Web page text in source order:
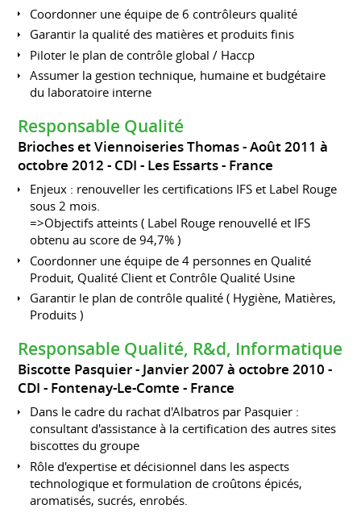
Coordonner une équipe de 6 contrôleurs qualité
Garantir la qualité des matières et produits finis
Piloter le plan de contrôle global / Haccp
Assumer la gestion technique, humaine et budgétaire
du laboratoire interne
Responsable Qualité
Brioches et Viennoiseries Thomas
Août 2011 à
octobre 2012 CDI Les Essarts France
Enjeux : renouveller les certifications IFS et Label Rouge
sous 2 mois.
=>Objectifs atteints ( Label Rouge renouvellé et IFS
obtenu au score de 94,7% )
Coordonner une équipe de 4 personnes en Qualité
Produit, Qualité Client et Contrôle Qualité Usine
Garantir le plan de contrôle qualité ( Hygiène, Matières,
Produits )
Responsable Qualité, R&d, Informatique
Biscotte Pasquier
Janvier 2007 à octobre 2010
CDI
Fontenay-Le-Comte France
Dans le cadre du rachat d'Albatros par Pasquier :
consultant d'assistance à la certification des autres sites
biscottes du groupe
Rôle d'expertise et décisionnel dans les aspects
technologique et formulation de croûtons épicés,
aromatisés, sucrés, enrobés.